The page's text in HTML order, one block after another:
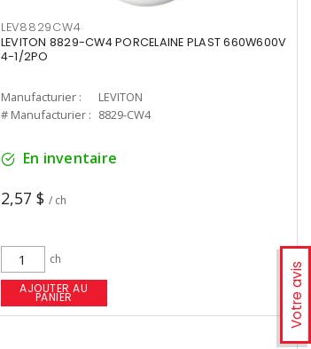
Votre avis
LEV8829CW4
LEVITON 8829-CW4 PORCELAINE PLAST 660W600V
4-1/2PO
Manufacturier :
LEVITON
# Manufacturier : 8829-CW4
En inventaire
2,57 $ / ch
ch
AJOUTER AU
PANIER